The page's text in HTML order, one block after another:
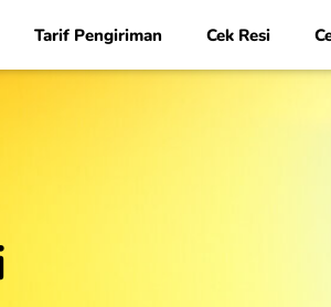
Tarif Pengiriman Cek Resi